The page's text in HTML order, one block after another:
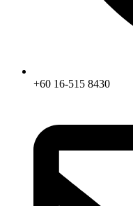
+60 16-515 8430